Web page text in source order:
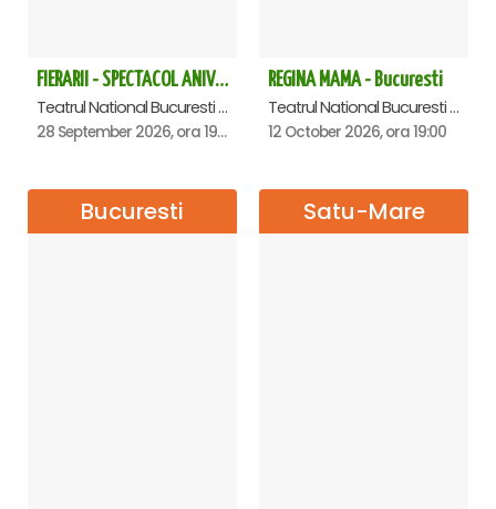
FIERARII - SPECTACOL ANIVERSAR GEORGE MIHĂIȚĂ
Teatrul National Bucuresti - Sala Ion Caramitru, Bucuresti
28 September 2026, ora 19:00
REGINA MAMA - Bucuresti
Teatrul National Bucuresti - Sala Ion Caramitru, Bucuresti
12 October 2026, ora 19:00
Bucuresti Satu-Mare